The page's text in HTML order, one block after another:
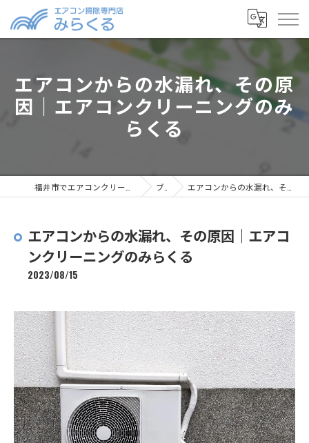
エアコンからの水漏れ、その原
因｜エアコンクリーニングのみ
らくる
ブログ エアコンからの水漏れ、その原因｜エアコンクリーニングのみらくる
エアコンからの水漏れ、その原因｜エアコ
ンクリーニングのみらくる
2023/08/15